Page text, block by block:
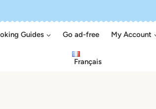
Guides Go ad-free My Account
Français